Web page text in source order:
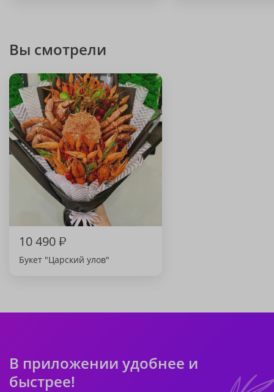
Вы смотрели
10 490₽
Букет "Царский улов"
В приложении удобнее и
быстрее!